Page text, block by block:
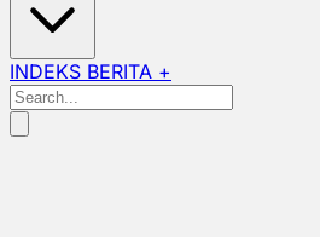
INDEKS BERITA +